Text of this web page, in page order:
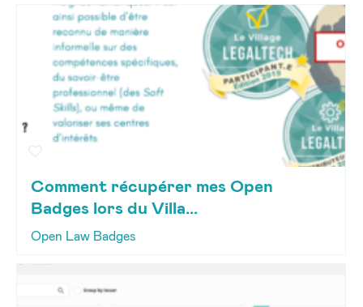
Comment récupérer mes Open
Badges lors du Villa...
Open Law Badges